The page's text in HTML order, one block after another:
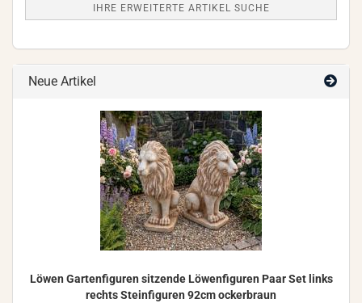
IHRE ERWEITERTE ARTIKEL SUCHE
Neue Artikel
Löwen Gar­ten­fi­gu­ren sit­zen­de Lö­wen­fi­gu­ren Paar Set links
rechts Stein­fi­gu­ren 92cm ocker­braun